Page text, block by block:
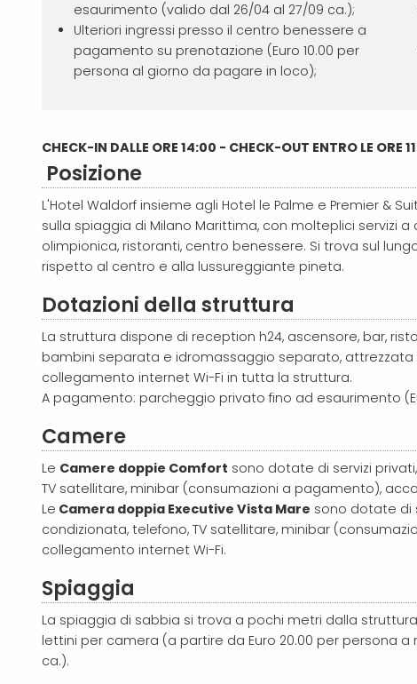
esaurimento (valido dal 26/04 al 27/09 ca.);
Ulteriori ingressi presso il centro benessere a
pagamento su prenotazione (Euro 10.00 per
persona al giorno da pagare in loco);
CHECK-IN DALLE ORE 14:00 - CHECK-OUT ENTRO LE ORE
Posizione
L'Hotel Waldorf insieme agli Hotel le Palme e Premier &
sulla spiaggia di Milano Marittima, con molteplici servizi
olimpionica, ristoranti, centro benessere. Si trova sul
rispetto al centro e alla lussureggiante pineta.
Dotazioni della struttura
La struttura dispone di reception h24, ascensore, bar,
bambini separata e idromassaggio separato,
collegamento internet Wi-Fi in tutta la struttura.
A pagamento: parcheggio privato fino ad esaurimento
Camere
Le Camere doppie Comfort sono dotate di servizi
TV satellitare, minibar (consumazioni a pagamento),
Le Camera doppia Executive Vista Mare sono dotate di
condizionata, telefono, TV satellitare, minibar
collegamento internet Wi-Fi.
Spiaggia
La spiaggia di sabbia si trova a pochi metri dalla
lettini per camera (a partire da Euro 20.00 per persona
ca.).